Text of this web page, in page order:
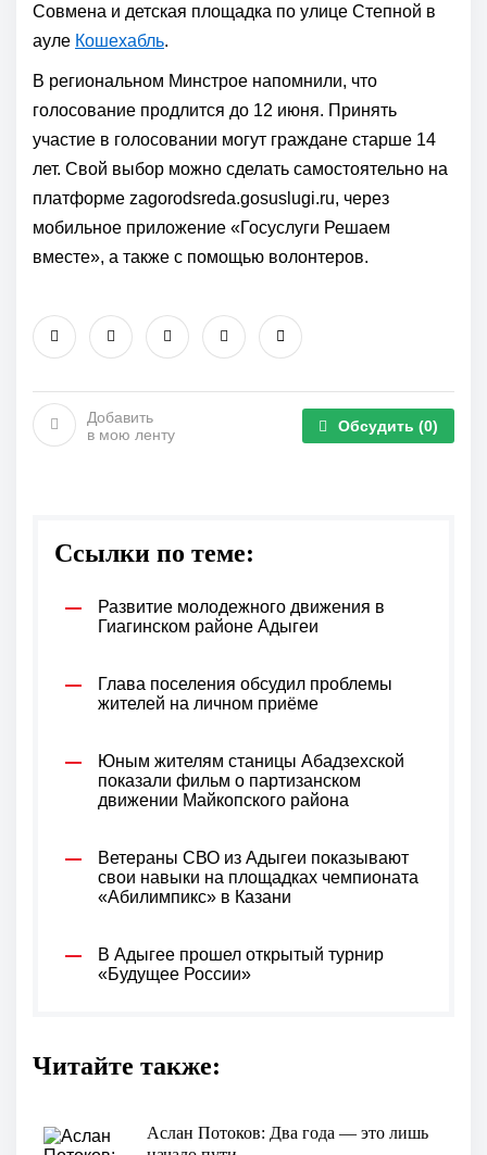
Совмена и детская площадка по улице Степной в
ауле Кошехабль.
В региональном Минстрое напомнили, что
голосование продлится до 12 июня. Принять
участие в голосовании могут граждане старше 14
лет. Свой выбор можно сделать самостоятельно на
платформе zagorodsreda.gosuslugi.ru, через
мобильное приложение «Госуслуги Решаем
вместе», а также с помощью волонтеров.
Добавить
в мою ленту
Обсудить (0)
Ссылки по теме:
Развитие молодежного движения в
Гиагинском районе Адыгеи
Глава поселения обсудил проблемы
жителей на личном приёме
Юным жителям станицы Абадзехской
показали фильм о партизанском
движении Майкопского района
Ветераны СВО из Адыгеи показывают
свои навыки на площадках чемпионата
«Абилимпикс» в Казани
В Адыгее прошел открытый турнир
«Будущее России»
Читайте также:
Аслан Потоков: Два года — это лишь